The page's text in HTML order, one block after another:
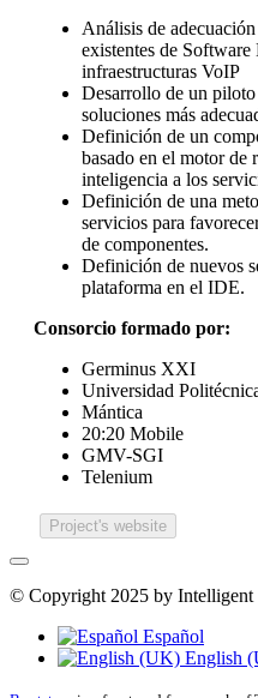
Análisis de
existentes de
infraestructuras VoIP
Desarrollo de un
soluciones más
Definición de un
basado en el motor de
inteligencia a los
Definición de una
servicios para
de componentes.
Definición de nuevos
plataforma en el IDE.
Consorcio formado por:
Germinus XXI
Universidad
Mántica
20:20 Mobile
GMV-SGI
Telenium
Project's website
© Copyright 2025 by Intelligent
Español
English